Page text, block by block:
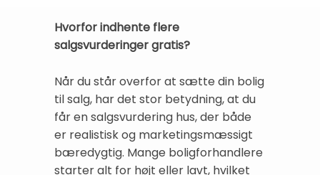
Hvorfor indhente flere
salgsvurderinger gratis?
Når du står overfor at sætte din bolig
til salg, har det stor betydning, at du
får en salgsvurdering hus, der både
er realistisk og marketingsmæssigt
bæredygtig. Mange boligforhandlere
starter alt for højt eller lavt, hvilket